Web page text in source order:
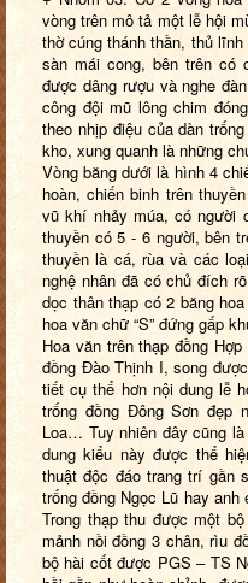
vòng trên mô tả một lễ hội
thờ cúng thánh thần, thủ
sàn mái cong, bên trên có
được dâng rượu và nghe
công đội mũ lông chim
theo nhịp điệu của dàn
kho, xung quanh là những
Vòng băng dưới là hình 4
hoàn, chiến binh trên
vũ khí nhảy múa, có người
thuyền có 5 - 6 người, bên
thuyền là cá, rùa và các
nghệ nhân đã có chủ đích
dọc thân thạp có 2 băng
hoa văn chữ “S” đứng gấp
Hoa văn trên thạp đồng
đồng Đào Thịnh I, song
tiết cụ thể hơn nội dung lễ
trống đồng Đông Sơn đẹp
Loa… Tuy nhiên đây cũng
dung kiểu này được thể
thuật độc đáo trang trí gần
trống đồng Ngọc Lũ hay
Trong thạp thu được một
mảnh nồi đồng 3 chân, rìu
bộ hài cốt được PGS – TS